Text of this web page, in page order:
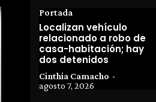
Portada
Localizan vehículo
relacionado a robo de
casa-habitación; hay
dos detenidos
Cinthia Camacho -
agosto 7, 2026